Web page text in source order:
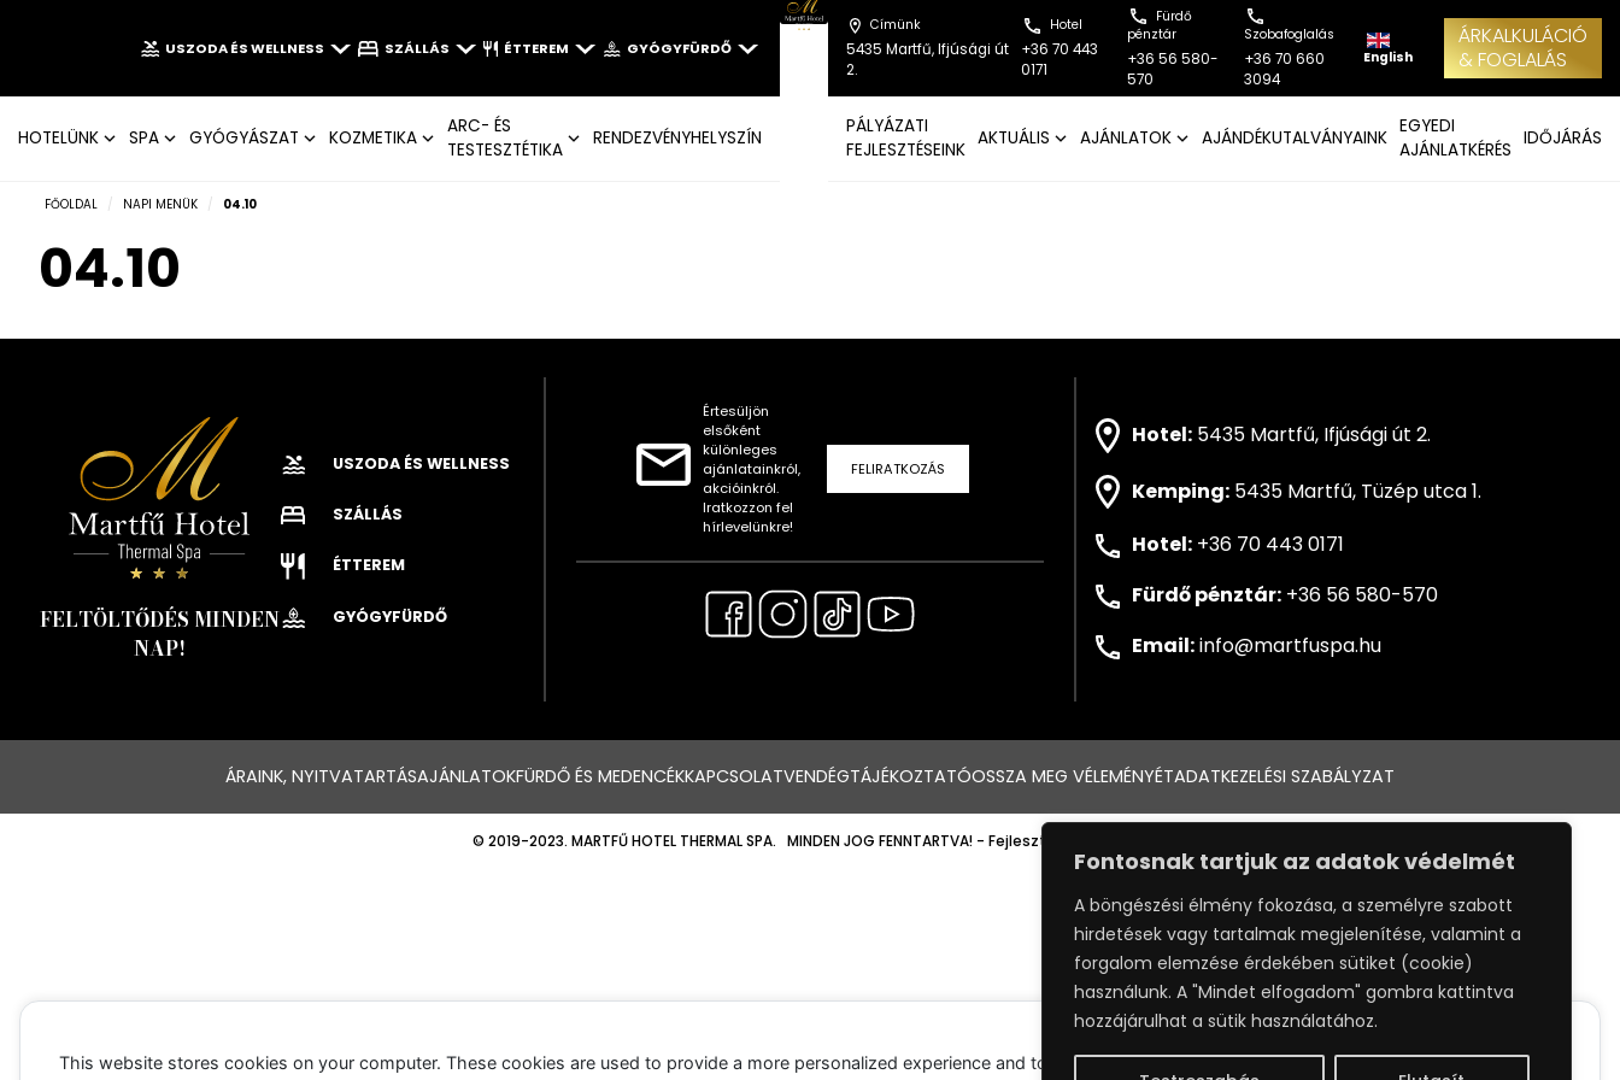
Fontosnak tartjuk az adatok védelmét
A böngészési élmény fokozása, a személyre szabott
hirdetések vagy tartalmak megjelenítése, valamint a
forgalom elemzése érdekében sütiket (cookie)
használunk. A "Mindet elfogadom" gombra kattintva
hozzájárulhat a sütik használatához.
USZODA ÉS WELLNESS SZÁLLÁS ÉTTEREM GYÓGYFÜRDŐ
HOTELÜNK SPA GYÓGYÁSZAT KOZMETIKA
ARC- ÉS
TESTESZTÉTIKA
RENDEZVÉNYHELYSZÍN
Címünk
5435 Martfű, Ifjúsági út
2.
Hotel
+36 70 443
0171
Fürdő
pénztár
+36 56 580-
570
Szobafoglalás
+36 70 660
3094
English
ÁRKALKULÁCIÓ
& FOGLALÁS
PÁLYÁZATI
FEJLESZTÉSEINK
AKTUÁLIS AJÁNLATOK AJÁNDÉKUTALVÁNYAINK
EGYEDI
AJÁNLATKÉRÉS
IDŐJÁRÁS
FŐOLDAL / NAPI MENÜK / 04.10
04.10
FELTÖLTŐDÉS MINDEN
NAP!
USZODA ÉS WELLNESS
SZÁLLÁS
ÉTTEREM
GYÓGYFÜRDŐ
Értesüljön
elsőként
különleges
ajánlatainkról,
akcióinkról.
Iratkozzon fel
hírlevelünkre!
FELIRATKOZÁS
Hotel: 5435 Martfű, Ifjúsági út 2.
Kemping: 5435 Martfű, Tüzép utca 1.
Hotel: +36 70 443 0171
Fürdő pénztár: +36 56 580-570
Email:info@martfuspa.hu
ÁRAINK, NYITVATARTÁSAJÁNLATOKFÜRDŐ ÉS MEDENCÉKKAPCSOLATVENDÉGTÁJÉKOZTATÓOSSZA MEG VÉLEMÉNYÉTADATKEZELÉSI SZABÁLYZAT
© 2019-2023. MARTFŰ HOTEL THERMAL SPA. MINDEN JOG FENNTARTVA! - Fejlesztette:
This website stores cookies on your computer. These cookies are used to provide a more personalized experience and to track your whereabouts around